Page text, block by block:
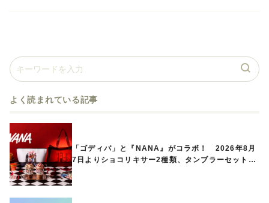
よく読まれている記事
「ゴディバ」と『NANA』がコラボ！ 2026年8月
7日よりショコリキサー2種類、タンブラーセットな